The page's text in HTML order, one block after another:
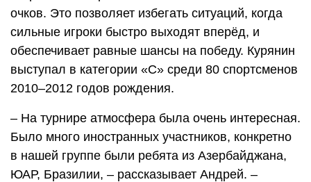
очков. Это позволяет избегать ситуаций, когда
сильные игроки быстро выходят вперёд, и
обеспечивает равные шансы на победу. Курянин
выступал в категории «С» среди 80 спортсменов
2010–2012 годов рождения.
– На турнире атмосфера была очень интересная.
Было много иностранных участников, конкретно
в нашей группе были ребята из Азербайджана,
ЮАР, Бразилии, – рассказывает Андрей. –